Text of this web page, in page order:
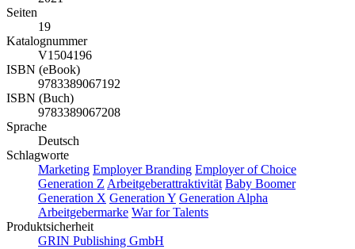
Seiten
19
Katalognummer
V1504196
ISBN (eBook)
9783389067192
ISBN (Buch)
9783389067208
Sprache
Deutsch
Schlagworte
Marketing Employer Branding Employer of Choice
Generation Z Arbeitgeberattraktivität Baby Boomer
Generation X Generation Y Generation Alpha
Arbeitgebermarke War for Talents
Produktsicherheit
GRIN Publishing GmbH